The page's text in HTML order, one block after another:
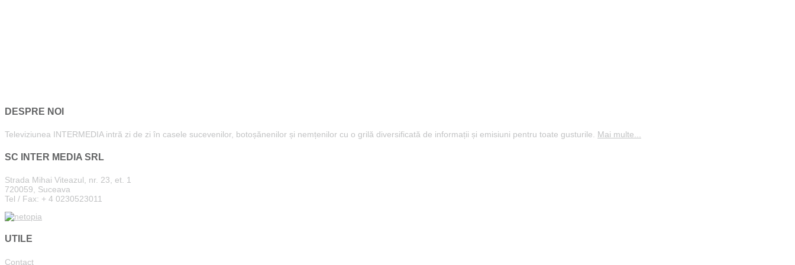
DESPRE NOI
Televiziunea INTERMEDIA intră zi de zi în casele sucevenilor, botoșănenilor și nemțenilor cu o grilă diversificată de informații și emisiuni pentru toate gusturile. Mai multe...
SC INTER MEDIA SRL
Strada Mihai Viteazul, nr. 23, et. 1
720059, Suceava
Tel / Fax: + 4 0230523011
UTILE
Contact